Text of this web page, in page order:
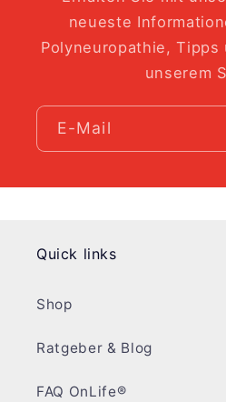
neueste
Polyneuropathie, Tipps
unserem
E-Mail
Quick links
Shop
Ratgeber & Blog
FAQ OnLife®